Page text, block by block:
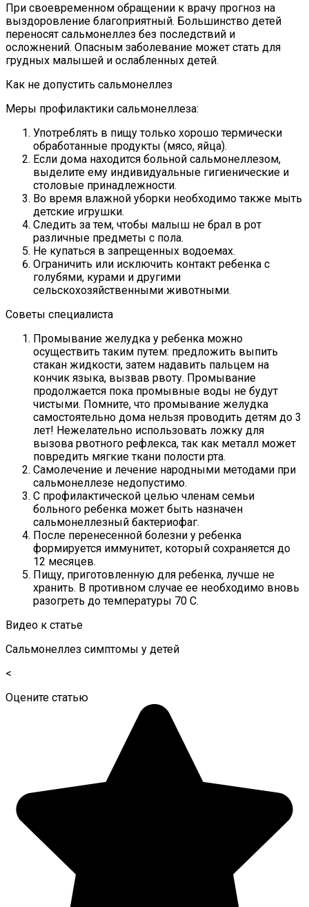
При своевременном обращении к врачу прогноз на
выздоровление благоприятный. Большинство детей
переносят сальмонеллез без последствий и
осложнений. Опасным заболевание может стать для
грудных малышей и ослабленных детей.
Как не допустить сальмонеллез
Меры профилактики сальмонеллеза:
Употреблять в пищу только хорошо термически
обработанные продукты (мясо, яйца).
Если дома находится больной сальмонеллезом,
выделите ему индивидуальные гигиенические и
столовые принадлежности.
Во время влажной уборки необходимо также мыть
детские игрушки.
Следить за тем, чтобы малыш не брал в рот
различные предметы с пола.
Не купаться в запрещенных водоемах.
Ограничить или исключить контакт ребенка с
голубями, курами и другими
сельскохозяйственными животными.
Советы специалиста
Промывание желудка у ребенка можно
осуществить таким путем: предложить выпить
стакан жидкости, затем надавить пальцем на
кончик языка, вызвав рвоту. Промывание
продолжается пока промывные воды не будут
чистыми. Помните, что промывание желудка
самостоятельно дома нельзя проводить детям до 3
лет! Нежелательно использовать ложку для
вызова рвотного рефлекса, так как металл может
повредить мягкие ткани полости рта.
Самолечение и лечение народными методами при
сальмонеллезе недопустимо.
С профилактической целью членам семьи
больного ребенка может быть назначен
сальмонеллезный бактериофаг.
После перенесенной болезни у ребенка
формируется иммунитет, который сохраняется до
12 месяцев.
Пищу, приготовленную для ребенка, лучше не
хранить. В противном случае ее необходимо вновь
разогреть до температуры 70 С.
Видео к статье
Сальмонеллез симптомы у детей
<
Оцените статью